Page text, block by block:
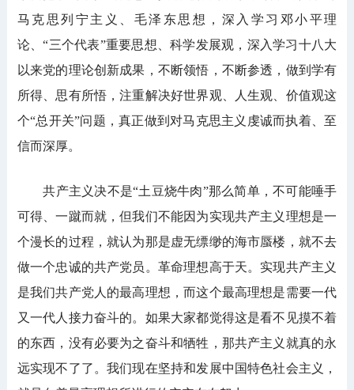
马克思列宁主义、毛泽东思想，深入学习邓小平理
论、“三个代表”重要思想、科学发展观，深入学习十八大
以来党的理论创新成果，不断领悟，不断参透，做到学有
所得、思有所悟，注重解决好世界观、人生观、价值观这
个“总开关”问题，真正做到对马克思主义虔诚而执着、至
信而深厚。
共产主义决不是“土豆烧牛肉”那么简单，不可能唾手
可得、一蹴而就，但我们不能因为实现共产主义理想是一
个漫长的过程，就认为那是虚无缥缈的海市蜃楼，就不去
做一个忠诚的共产党员。革命理想高于天。实现共产主义
是我们共产党人的最高理想，而这个最高理想是需要一代
又一代人接力奋斗的。如果大家都觉得这是看不见摸不着
的东西，没有必要为之奋斗和牺牲，那共产主义就真的永
远实现不了了。我们现在坚持和发展中国特色社会主义，